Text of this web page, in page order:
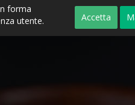
forma
utente.
Accetta